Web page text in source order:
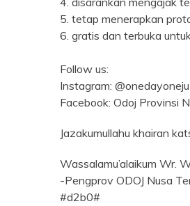
5. tetap menerapkan
6. gratis dan terbuka untuk
Follow us:
Instagram:
Facebook: Odoj Provinsi
Jazakumullahu khairan
Wassalamu’alaikum Wr.
-Pengprov ODOJ Nusa
#d2b0#